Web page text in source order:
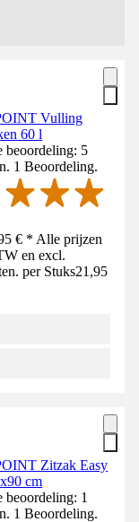
Vulling
60 l
beoordeling: 5
1 Beoordeling.
€ * Alle prijzen
en excl.
per Stuks21,95
Zitzak Easy
cm
beoordeling: 1
1 Beoordeling.